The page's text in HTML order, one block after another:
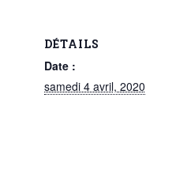
DÉTAILS
Date :
samedi 4 avril, 2020